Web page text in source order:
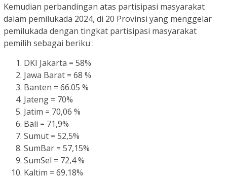
Kemudian perbandingan atas partisipasi masyarakat
dalam pemilukada 2024, di 20 Provinsi yang menggelar
pemilukada dengan tingkat partisipasi masyarakat
pemilih sebagai beriku :
DKI Jakarta = 58%
Jawa Barat = 68 %
Banten = 66.05 %
Jateng = 70%
Jatim = 70,06 %
Bali = 71,9%
Sumut = 52,5%
SumBar = 57,15%
SumSel = 72,4 %
Kaltim = 69,18%